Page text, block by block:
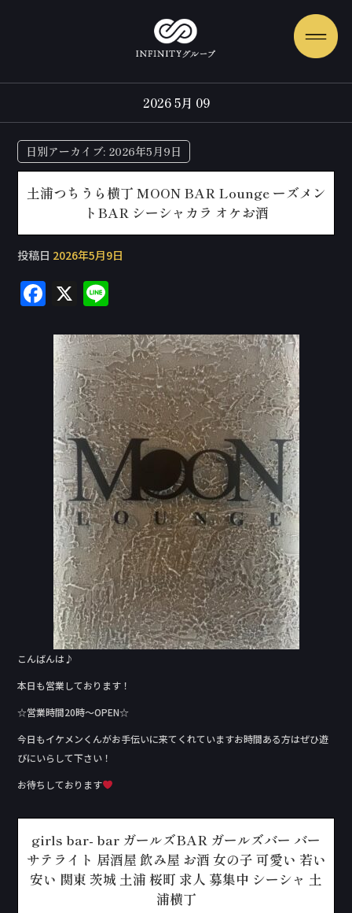
2026 5月 09
日別アーカイブ: 2026年5月9日
土浦つちうら横丁 MOON BAR Lounge ーズメン
トBAR シーシャカラ オケお酒
投稿日 2026年5月9日
F
c
e
b
o
o
k
X
e
こんばんは♪
本日も営業しております！
☆営業時間20時〜OPEN☆
今日もイケメンくんがお手伝いに来てくれていますお時間ある方はぜひ遊
びにいらして下さい！
お待ちしております
girls bar- bar ガールズBAR ガールズバー バー
サテライト 居酒屋 飲み屋 お酒 女の子 可愛い 若い
安い 関東 茨城 土浦 桜町 求人 募集中 シーシャ 土
浦横丁